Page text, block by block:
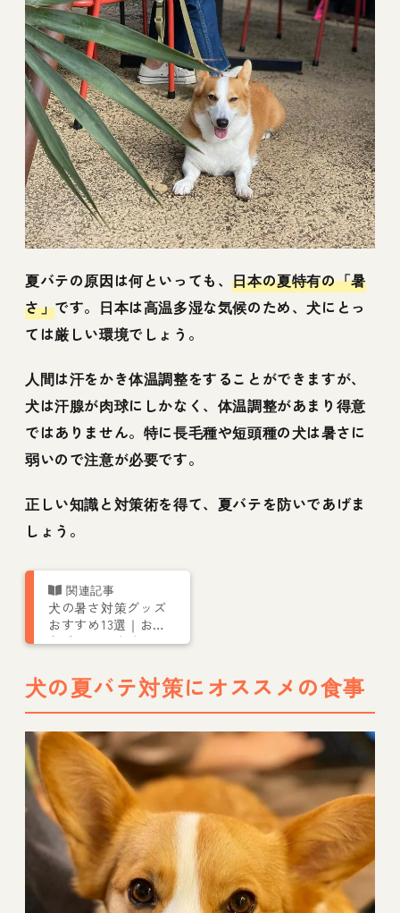
夏バテの原因は何といっても、日本の夏特有の「暑
さ」です。日本は高温多湿な気候のため、犬にとっ
ては厳しい環境でしょう。
人間は汗をかき体温調整をすることができますが、
犬は汗腺が肉球にしかなく、体温調整があまり得意
ではありません。特に長毛種や短頭種の犬は暑さに
弱いので注意が必要です。
正しい知識と対策術を得て、夏バテを防いであげま
しょう。
犬の暑さ対策グッズ
おすすめ13選｜お留
守番やお散歩時にも
犬の夏バテ対策にオススメの食事